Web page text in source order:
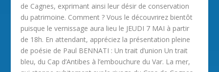
de Cagnes, exprimant ainsi leur désir de conservation
du patrimoine. Comment ? Vous le découvrirez bientôt
puisque le vernissage aura lieu le JEUDI 7 MAI à partir
de 18h. En attendant, appréciez la présentation pleine
de poésie de Paul BENNATI : Un trait d’union Un trait
bleu, du Cap d’Antibes à l’embouchure du Var. La mer,